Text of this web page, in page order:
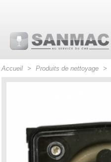
Accueil > Produits de nettoyage >